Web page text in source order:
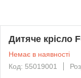
Дитяче крісло
Немає в наявності
Код: 55019001